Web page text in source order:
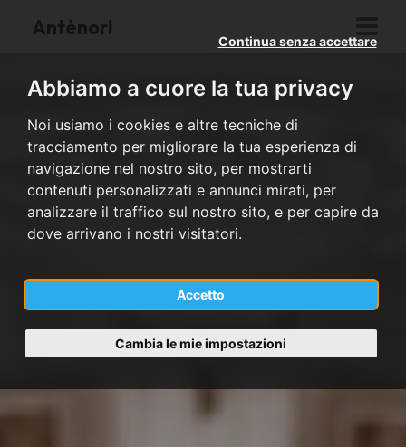
Abbiamo a cuore la tua privacy
Noi usiamo i cookies e altre tecniche di
tracciamento per migliorare la tua esperienza di
navigazione nel nostro sito, per mostrarti
contenuti personalizzati e annunci mirati, per
analizzare il traffico sul nostro sito, e per capire da
dove arrivano i nostri visitatori.
Accetto
Continua senza accettare
Cambia le mie impostazioni
Antènori